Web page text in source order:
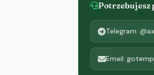
Potrzebujesz
Telegram:
Email: